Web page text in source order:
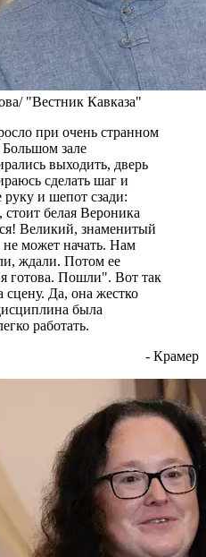
"Вестник Кавказа"
при очень странном
зале
выходить, дверь
сделать шаг и
руку и шепот сзади:
белая Вероника
Великий, знаменитый
может начать. Нам
ждали. Потом ее
готова. Пошли". Вот так
Да, она жестко
была
работать.
- Крамер